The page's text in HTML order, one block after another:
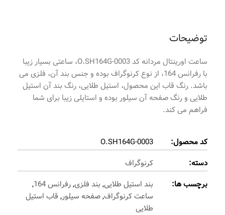
توضیحات
ساعت اورینتال مردانه کد O.SH164G-0003، ساعتی بسیار زیبا
با رفرانس 164، از نوع کرنوگراف بوده و جنس بند آن، فلزی می
باشد. رنگ قاب این محصول، استیل طلایی، رنگ بند آن استیل
طلایی و رنگ صفحه آن سیلور بوده و استایلی زیبا برای شما
فراهم می کند.
کد محصول:
O.SH164G-0003
دسته:
کرنوگراف
برچسب ها:
بند استیل طلایی, بند فلزی,رفرانس 164
,
ساعت کرنوگراف,صفحه سیلور, قاب استیل
طلایی